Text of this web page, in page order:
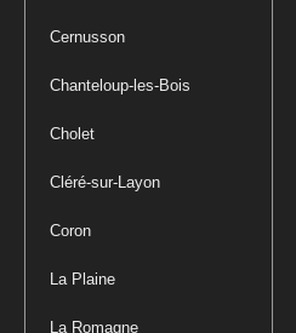
Cernusson
Chanteloup-les-Bois
Cholet
Cléré-sur-Layon
Coron
La Plaine
La Romagne